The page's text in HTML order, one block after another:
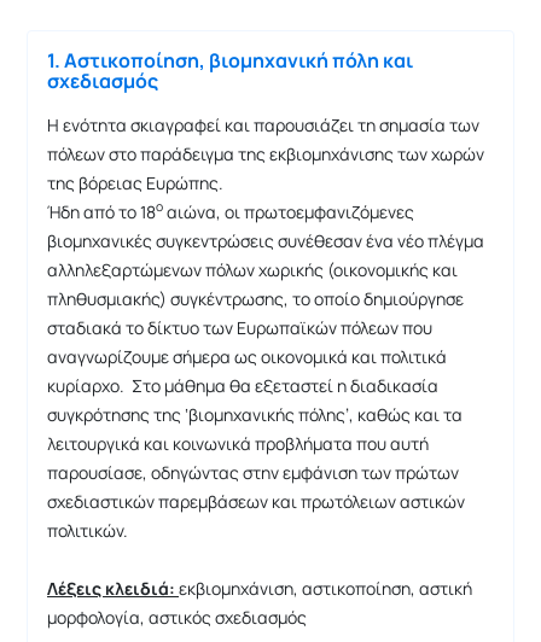
1. Αστικοποίηση, βιομηχανική πόλη και
σχεδιασμός
H ενότητα σκιαγραφεί και παρουσιάζει τη σημασία των
πόλεων στο παράδειγμα της εκβιομηχάνισης των χωρών
της βόρειας Ευρώπης.
Ήδη από το 18ο αιώνα, οι πρωτοεμφανιζόμενες
βιομηχανικές συγκεντρώσεις συνέθεσαν ένα νέο πλέγμα
αλληλεξαρτώμενων πόλων χωρικής (οικονομικής και
πληθυσμιακής) συγκέντρωσης, το οποίο δημιούργησε
σταδιακά το δίκτυο των Ευρωπαϊκών πόλεων που
αναγνωρίζουμε σήμερα ως οικονομικά και πολιτικά
κυρίαρχο. Στο μάθημα θα εξεταστεί η διαδικασία
συγκρότησης της ‘βιομηχανικής πόλης’, καθώς και τα
λειτουργικά και κοινωνικά προβλήματα που αυτή
παρουσίασε, οδηγώντας στην εμφάνιση των πρώτων
σχεδιαστικών παρεμβάσεων και πρωτόλειων αστικών
πολιτικών.
Λέξεις κλειδιά: εκβιομηχάνιση, αστικοποίηση, αστική
μορφολογία, αστικός σχεδιασμός